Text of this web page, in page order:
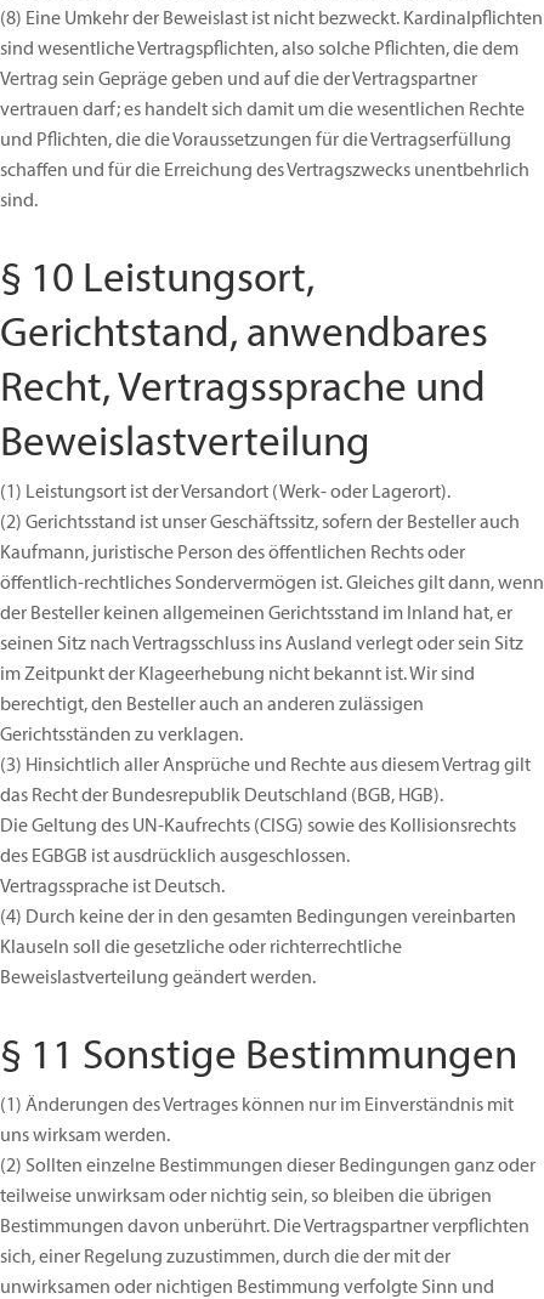
(8) Eine Umkehr der Beweislast ist nicht bezweckt. Kardinalpflichten
sind wesentliche Vertragspflichten, also solche Pflichten, die dem
Vertrag sein Gepräge geben und auf die der Vertragspartner
vertrauen darf; es handelt sich damit um die wesentlichen Rechte
und Pflichten, die die Voraussetzungen für die Vertragserfüllung
schaffen und für die Erreichung des Vertragszwecks unentbehrlich
sind.
§ 10 Leistungsort,
Gerichtstand, anwendbares
Recht, Vertragssprache und
Beweislastverteilung
(1) Leistungsort ist der Versandort (Werk- oder Lagerort).
(2) Gerichtsstand ist unser Geschäftssitz, sofern der Besteller auch
Kaufmann, juristische Person des öffentlichen Rechts oder
öffentlich-rechtliches Sondervermögen ist. Gleiches gilt dann, wenn
der Besteller keinen allgemeinen Gerichtsstand im Inland hat, er
seinen Sitz nach Vertragsschluss ins Ausland verlegt oder sein Sitz
im Zeitpunkt der Klageerhebung nicht bekannt ist. Wir sind
berechtigt, den Besteller auch an anderen zulässigen
Gerichtsständen zu verklagen.
(3) Hinsichtlich aller Ansprüche und Rechte aus diesem Vertrag gilt
das Recht der Bundesrepublik Deutschland (BGB, HGB).
Die Geltung des UN-Kaufrechts (CISG) sowie des Kollisionsrechts
des EGBGB ist ausdrücklich ausgeschlossen.
Vertragssprache ist Deutsch.
(4) Durch keine der in den gesamten Bedingungen vereinbarten
Klauseln soll die gesetzliche oder richterrechtliche
Beweislastverteilung geändert werden.
§ 11 Sonstige Bestimmungen
(1) Änderungen des Vertrages können nur im Einverständnis mit
uns wirksam werden.
(2) Sollten einzelne Bestimmungen dieser Bedingungen ganz oder
teilweise unwirksam oder nichtig sein, so bleiben die übrigen
Bestimmungen davon unberührt. Die Vertragspartner verpflichten
sich, einer Regelung zuzustimmen, durch die der mit der
unwirksamen oder nichtigen Bestimmung verfolgte Sinn und